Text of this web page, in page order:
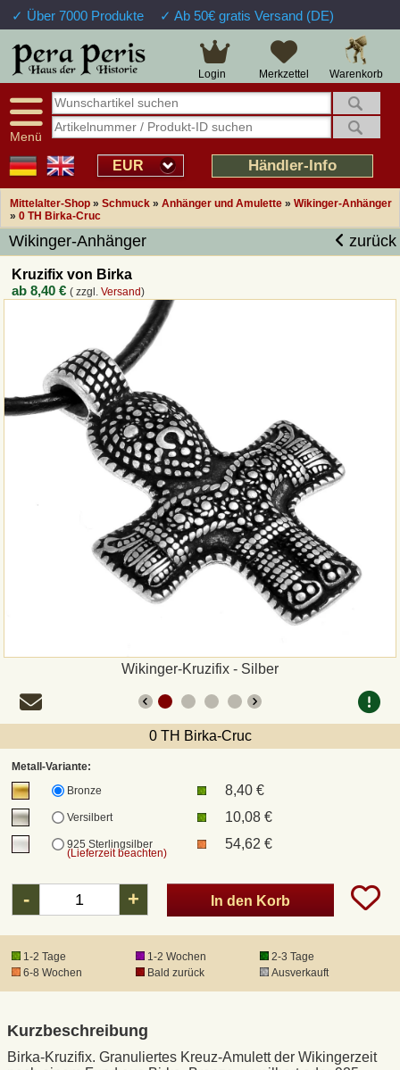
✓ Über 7000 Produkte ✓ Ab 50€ gratis Versand (DE)
Warenkorb
Merkzettel
Login
Menü
EUR Händler-Info
Mittelalter-Shop » Schmuck » Anhänger und Amulette » Wikinger-Anhänger
» 0 TH Birka-Cruc
Wikinger-Anhänger zurück
Kruzifix von Birka
ab8,40 € ( zzgl.Versand)
Wikinger-Kruzifix - Silber
0 TH Birka-Cruc
Metall-Variante:
Bronze
8,40 €
Versilbert 10,08 €
925 Sterlingsilber
(Lieferzeit beachten)
54,62 €
- + In den Korb
1-2 Tage 1-2 Wochen
2-3 Tage
6-8 Wochen
Bald zurück Ausverkauft
Kurzbeschreibung
Birka-Kruzifix. Granuliertes Kreuz-Amulett der Wikingerzeit
Große Auswahl
Verfügbarkeitsanzeige
Sendungsverfolgung
Intelligente Navigation
Freundlicher Service
14 Tage Widerrufsrecht
Über 25 Jahre Erfahrung
Schnelle Rücküberweisung
Kulant bei Retouren
Prof. Auftragsabwicklung
Übersicht Mittelalter-Produkte
Impressum
Widerrufsfunktion
Rückruf-Service
Zahlungsweisen
PayPal
UPS
DHL Paket
DPD
DHL Kleinpaket
DHL Express
Produkthaftung